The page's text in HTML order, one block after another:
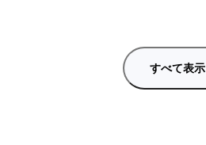
すべて表示